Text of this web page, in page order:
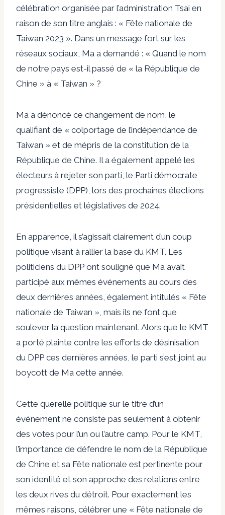
célébration organisée par l’administration Tsai en
raison de son titre anglais : « Fête nationale de
Taiwan 2023 ». Dans un message fort sur les
réseaux sociaux, Ma a demandé : « Quand le nom
de notre pays est-il passé de « la République de
Chine » à « Taiwan » ?
Ma a dénoncé ce changement de nom, le
qualifiant de « colportage de l’indépendance de
Taiwan » et de mépris de la constitution de la
République de Chine. Il a également appelé les
électeurs à rejeter son parti, le Parti démocrate
progressiste (DPP), lors des prochaines élections
présidentielles et législatives de 2024.
En apparence, il s’agissait clairement d’un coup
politique visant à rallier la base du KMT. Les
politiciens du DPP ont souligné que Ma avait
participé aux mêmes événements au cours des
deux dernières années, également intitulés « Fête
nationale de Taiwan », mais ils ne font que
soulever la question maintenant. Alors que le KMT
a porté plainte contre les efforts de désinisation
du DPP ces dernières années, le parti s’est joint au
boycott de Ma cette année.
Cette querelle politique sur le titre d’un
événement ne consiste pas seulement à obtenir
des votes pour l’un ou l’autre camp. Pour le KMT,
l’importance de défendre le nom de la République
de Chine et sa Fête nationale est pertinente pour
son identité et son approche des relations entre
les deux rives du détroit. Pour exactement les
mêmes raisons, célébrer une « Fête nationale de